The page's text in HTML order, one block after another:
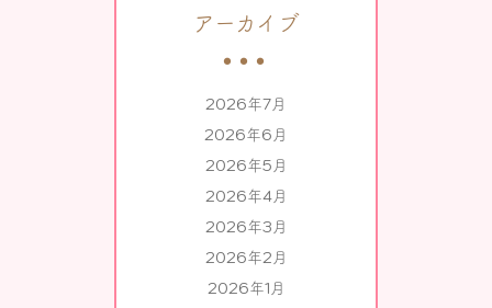
アーカイブ
2026年7月
2026年6月
2026年5月
2026年4月
2026年3月
2026年2月
2026年1月